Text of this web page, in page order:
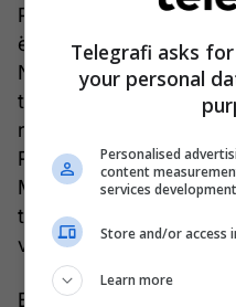
Përfaqësues ligjor i
është Zhivorad Zhika
Njësisë së
të shihet në një video
raportonte presidentit
Republikës Federale të
Millosheviq, në një
themelimin e Njësisë në
veriperëndimore.
Edhe pse emri i tij u
Telegrafi asks
your personal
Personalised
content
services development
Store and/or access
Learn more